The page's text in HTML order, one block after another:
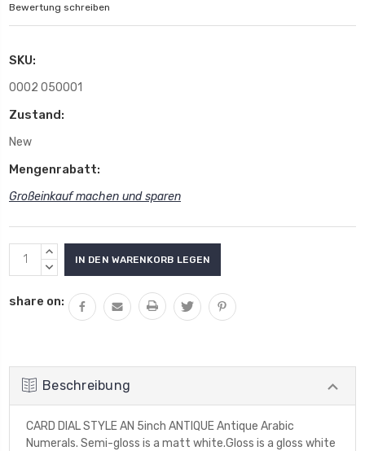
Bewertung schreiben
SKU:
0002 050001
Zustand:
New
Mengenrabatt:
Großeinkauf machen und sparen
Aktueller
Lagerbestand:
MENGE
VON
ERHÖHEN
MENGE
UNDEFINED
VERRINGERN
share on:
Beschreibung
CARD DIAL STYLE AN 5inch ANTIQUE Antique Arabic
Numerals. Semi-gloss is a matt white.Gloss is a gloss white